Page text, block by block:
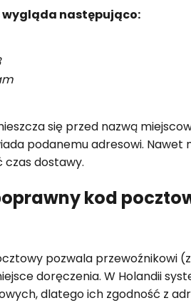
wygląda następująco:
się przed nazwą
podanemu adresowi. Nawet
czas dostawy.
kod
pozwala przewoźnikowi
doręczenia. W Holandii
dlatego ich zgodność z